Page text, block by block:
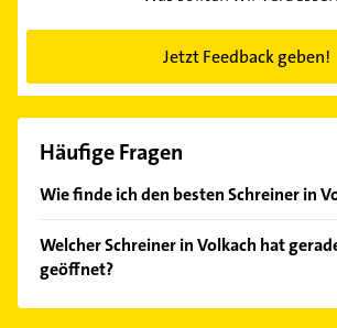
Jetzt Feedback geben!
Häufige Fragen
Wie finde ich den besten Schreiner in
Kundenmeinungen und profitieren Sie
Empfehlungen. Die Suchergebnisse
einfach nachBewertungensortiert
Welcher Schreiner in Volkach hat
geöffnet?
Im Anbieter-Bereich finden Sie alle